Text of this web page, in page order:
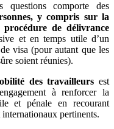
comporte des
y compris sur la
procédure de délivrance
et en temps utile d’un
visa (pour autant que les
soient réunies).
des travailleurs est
à renforcer la
et pénale en recourant
pertinents.